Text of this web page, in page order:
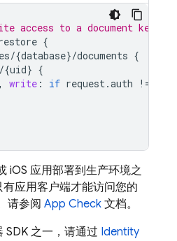
access to a document keyed
{
/{database}/documents {
/{uid} {
, write : if request.auth ! =
iOS 应用部署到生产环境之
应用客户端才能访问您的
请参阅 App Check 文档。
SDK 之一，请通过 Identity